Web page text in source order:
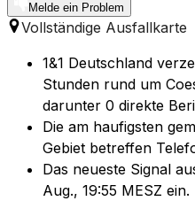
Melde ein Problem
Vollständige Ausfallkarte
1&1 Deutschland
Stunden rund um
darunter 0 direkte
Die am haufigsten
Gebiet betreffen
Das neueste Signal
Aug., 19:55 MESZ ein.